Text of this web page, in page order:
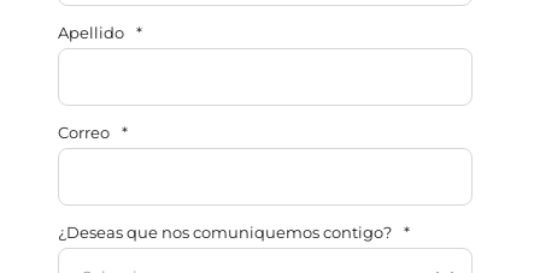
Apellido *
Correo *
¿Deseas que nos comuniquemos contigo? *